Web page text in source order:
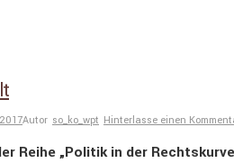
Autor so_ko_wpt Hinterlasse einen
Reihe „Politik in der